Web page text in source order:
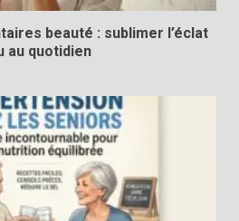
beauté : sublimer l’éclat
au quotidien